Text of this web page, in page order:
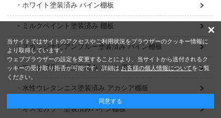
ホワイト塗装済み パイン棚板
ミルクペイント塗装済み 棚板
スカンジナビアンブルー塗装済み パイン棚板
マットブラック塗装済み パイン棚板
水性ウレタンニス塗装済み アカシア棚板
オスモカラー塗装済みパイン棚板
当サイトではサイトのアクセスやご利用状況をブラウザーのクッキー情報に
より取得しています。
ウェブブラウザーの設定を変更することにより、当サイトから送付されるク
ッキーの受け取り拒否が可能です。詳細はお客様の個人情報についてをご覧
ください。
同意する
×